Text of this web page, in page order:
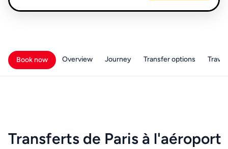
Book now Overview Journey Transfer options
Transferts de Paris à l'aéroport